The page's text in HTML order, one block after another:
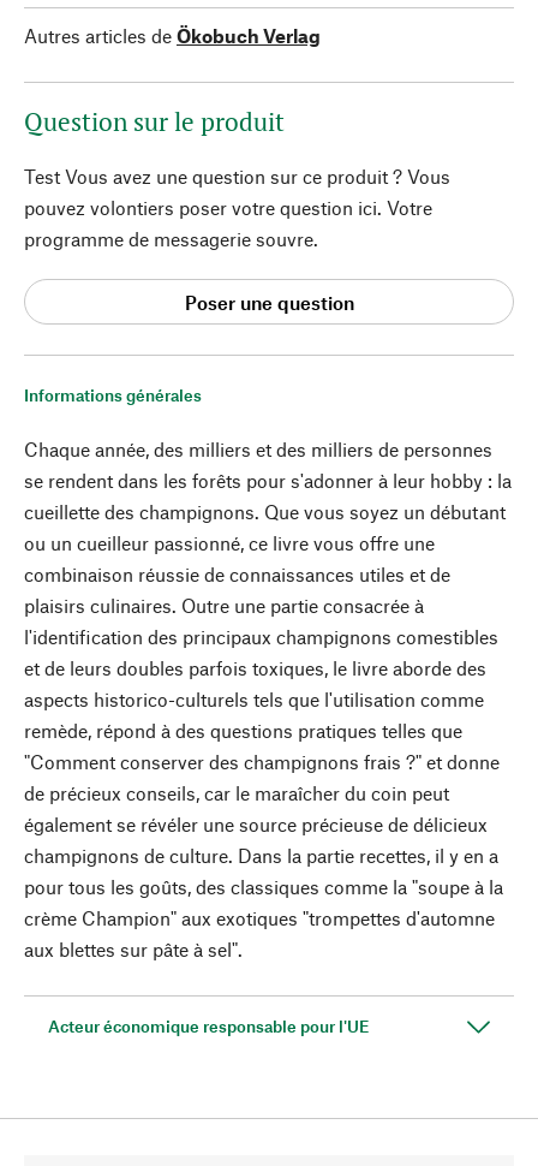
Informations générales
Chaque année, des milliers et des milliers de personnes
se rendent dans les forêts pour s'adonner à leur hobby : la
cueillette des champignons. Que vous soyez un débutant
ou un cueilleur passionné, ce livre vous offre une
combinaison réussie de connaissances utiles et de
plaisirs culinaires. Outre une partie consacrée à
l'identification des principaux champignons comestibles
et de leurs doubles parfois toxiques, le livre aborde des
aspects historico-culturels tels que l'utilisation comme
remède, répond à des questions pratiques telles que
"Comment conserver des champignons frais ?" et donne
de précieux conseils, car le maraîcher du coin peut
également se révéler une source précieuse de délicieux
champignons de culture. Dans la partie recettes, il y en a
pour tous les goûts, des classiques comme la "soupe à la
crème Champion" aux exotiques "trompettes d'automne
aux blettes sur pâte à sel".
Acteur économique responsable pour l'UE
Autres articles de Ökobuch Verlag
Question sur le produit
Test Vous avez une question sur ce produit ? Vous
pouvez volontiers poser votre question ici. Votre
programme de messagerie souvre.
Poser une question